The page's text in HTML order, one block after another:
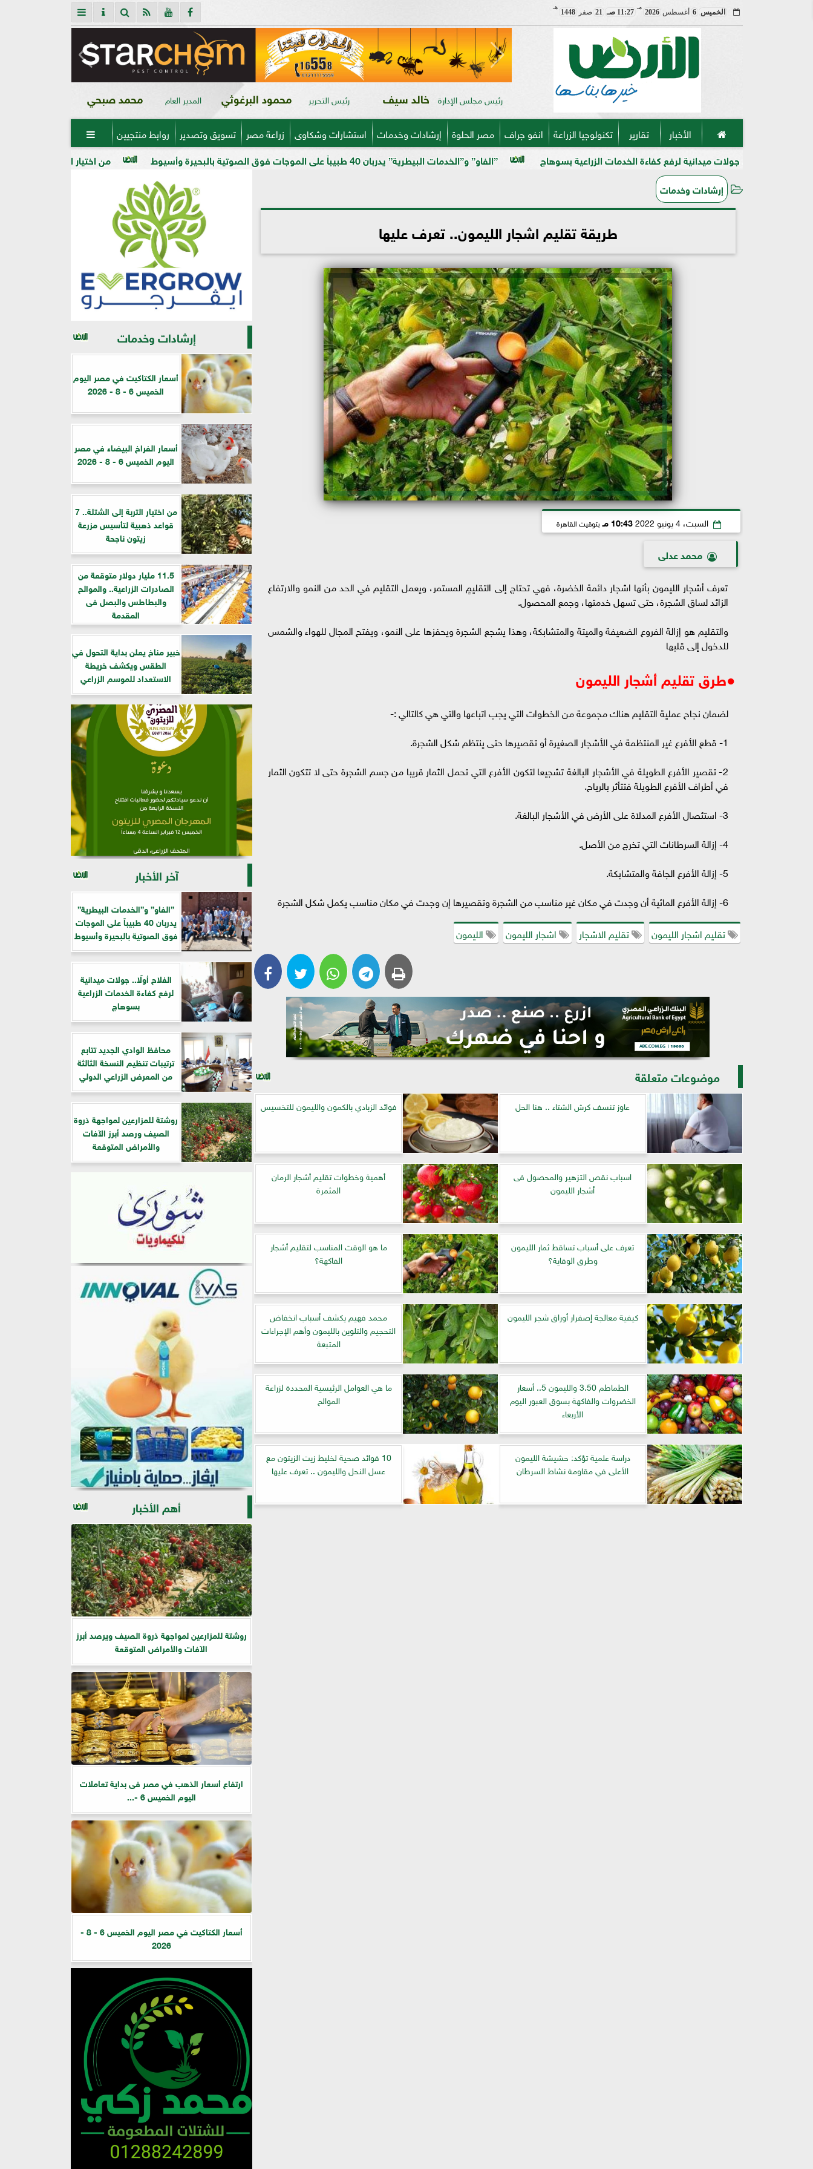
الخميس 6 أغسطس2026
مـ
11:27 صـ 21 صفر 1448
هـ
رئيس مجلس الإدارة خالد سيف رئيس التحرير محمود البرغوثي المدير العام محمد صبحي
الأخبار تقارير تكنولوجيا الزراعة انفو جراف مصر الحلوة إرشادات وخدمات استشارات وشكاوى زراعة مصر تسويق وتصدير روابط منتجيين 
من اختيار التربة إلى الشتلة.. 7 قواعد ذهبية لتأسيس مزرعة زيتون ناجحة ”الفاو” و”الخدمات البيطرية” يدربان 40 طبيباً على الموجات فوق الصوتية بالبحيرة وأسيوط جولات ميدانية لرفع كفاءة الخدمات الزراعية بسوهاج
إرشادات وخدمات
طريقة تقليم اشجار الليمون.. تعرف عليها
السبت، 4 يونيو 2022 10:43 مـ بتوقيت القاهرة
محمد عدلى
تعرف أشجار الليمون بأنها اشجار دائمة الخضرة، فهي تحتاج إلى التقليمٍ المستمر، ويعمل التقليم في الحد من النمو والارتفاع
الزائد لساق الشجرة، حتى تسهل خدمتها، وجمع المحصول.
والتقليم هو إزالة الفروع الضعيفة والميتة والمتشابكة، وهذا يشجع الشجرة ويحفزها على النمو، ويفتح المجال للهواء والشمس
للدخول إلى قلبها
●طرق تقليم أشجار الليمون
لضمان نجاح عملية التقليم هناك مجموعة من الخطوات التي يجب اتباعها والتي هي كالتالي :-
1- قطع الأفرع غير المنتظمة في الأشجار الصغيرة أو تقصيرها حتى ينتظم شكل الشجرة.
2- تقصير الأفرع الطويلة في الأشجار البالغة تشجيعا لتكون الأفرع التي تحمل الثمار قريبا من جسم الشجرة حتى لا تتكون الثمار
في أطراف الأفرع الطويلة فتتأثر بالرياح.
3- استئصال الأفرع المدلاة على الأرض في الأشجار البالغة.
4- إزالة السرطانات التي تخرج من الأصل.
5- إزالة الأفرع الجافة والمتشابكة.
6- إزالة الأفرع المائية أن وجدت في مكان غير مناسب من الشجرة وتقصيرها إن وجدت في مكان مناسب يكمل شكل الشجرة
تقليم اشجار الليمون
تقليم الاشجار اشجار الليمون الليمون
موضوعات متعلقة
عاوز تنسف كرش الشتاء .. هنا الحل فوائد الزبادي بالكمون والليمون للتخسيس
اسباب نقص التزهير والمحصول فى
أشجار الليمون
أهمية وخطوات تقليم أشجار الرمان
المثمرة
تعرف على أسباب تساقط ثمار الليمون
وطرق الوقاية؟
ما هو الوقت المناسب لتقليم أشجار
الفاكهة؟
كيفية معالجة إصفرار أوراق شجر الليمون
محمد فهيم يكشف أسباب انخفاض
التحجيم والتلوين بالليمون وأهم الإجراءات
المتبعة
الطماطم 3.50 والليمون 5.. أسعار
الخضروات والفاكهة بسوق العبور اليوم
الأربعاء
ما هي العوامل الرئيسية المحددة لزراعة
الموالح
دراسة علمية تؤكد: حشيشة الليمون
الأعلى في مقاومة نشاط السرطان
10 فوائد صحية لخليط زيت الزيتون مع
عسل النحل والليمون .. تعرف عليها
إرشادات وخدمات
أسعار الكتاكيت في مصر اليوم
الخميس 6 - 8 - 2026
أسعار الفراخ البيضاء في مصر
اليوم الخميس 6 - 8 - 2026
من اختيار التربة إلى الشتلة.. 7
قواعد ذهبية لتأسيس مزرعة
زيتون ناجحة
11.5 مليار دولار متوقعة من
الصادرات الزراعية.. والموالح
والبطاطس والبصل فى
المقدمة
خبير مناخ يعلن بداية التحول في
الطقس ويكشف خريطة
الاستعداد للموسم الزراعي
آخر الأخبار
”الفاو” و”الخدمات البيطرية”
يدربان 40 طبيباً على الموجات
فوق الصوتية بالبحيرة وأسيوط
الفلاح أولًا.. جولات ميدانية
لرفع كفاءة الخدمات الزراعية
بسوهاج
​محافظ الوادي الجديد تتابع
ترتيبات تنظيم النسخة الثالثة
من المعرض الزراعي الدولي
روشتة للمزارعين لمواجهة ذروة
الصيف ورصد أبرز الآفات
والأمراض المتوقعة
أهم الأخبار
روشتة للمزارعين لمواجهة ذروة الصيف ويرصد أبرز
الآفات والأمراض المتوقعة
ارتفاع أسعار الذهب في مصر فى بداية تعاملات
اليوم الخميس 6 -...
أسعار الكتاكيت في مصر اليوم الخميس 6 - 8 -
2026